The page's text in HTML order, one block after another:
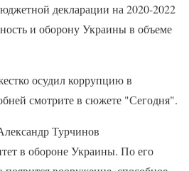
декларации на 2020-2022
и оборону Украины в объеме
осудил коррупцию в
смотрите в сюжете "Сегодня".
Турчинов
в обороне Украины. По его